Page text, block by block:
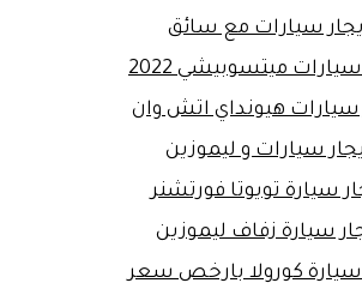
سيارات مع سائق
ميتسوبيشي 2022
سيارات هيونداي اتش وان
سيارات و ليموزين
سيارة تويوتا فورتشنر
سيارة زفاف ليموزين
سيارة كورولا بارخص سعر